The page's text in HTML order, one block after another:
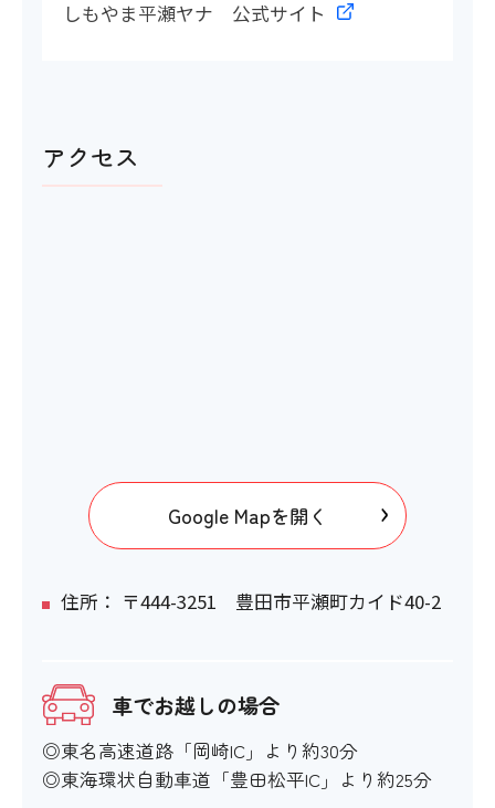
しもやま平瀬ヤナ 公式サイト
アクセス
Google Mapを開く
住所： 〒444-3251 豊田市平瀬町カイド40-2
車でお越しの場合
◎東名高速道路「岡崎IC」より約30分
◎東海環状自動車道「豊田松平IC」より約25分